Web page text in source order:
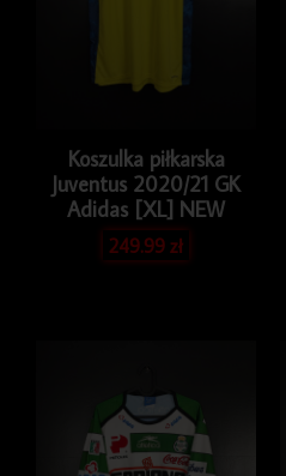
Koszulka piłkarska
Juventus 2020/21 GK
Adidas [XL] NEW
249.99zł